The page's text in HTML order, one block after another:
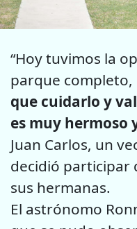
“Hoy tuvimos la
parque completo,
que cuidarlo y
es muy hermoso
Juan Carlos, un
decidió participar
sus hermanas.
El astrónomo